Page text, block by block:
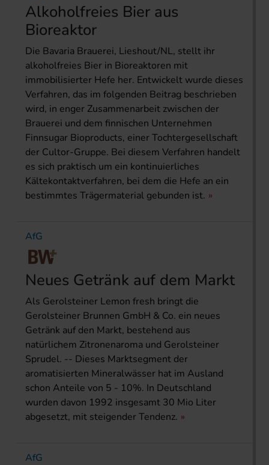
Alkoholfreies Bier aus
Bioreaktor
Die Bavaria Brauerei, Lieshout/NL, stellt ihr
alkoholfreies Bier in Bioreaktoren mit
immobilisierter Hefe her. Entwickelt wurde dieses
Verfahren, das im folgenden Beitrag beschrieben
wird, in enger Zusammenarbeit zwischen der
Brauerei und dem finnischen Unternehmen
Finnsugar Bioproducts, einer Tochtergesellschaft
der Cultor-Gruppe. Bei diesem Verfahren handelt
es sich praktisch um ein kontinuierliches
Kältekontaktverfahren, bei dem die Hefe an ein
bestimmtes Trägermaterial gebunden ist.
AfG
Neues Getränk auf dem Markt
Als Gerolsteiner Lemon fresh bringt die
Gerolsteiner Brunnen GmbH & Co. ein neues
Getränk auf den Markt, bestehend aus
natürlichem Zitronenaroma und Gerolsteiner
Sprudel. -- Dieses Marktsegment der
aromatisierten Mineralwässer hat im Ausland
schon Anteile von 5 - 10%. In Deutschland
wurden davon 1992 insgesamt 30 Mio Liter
abgesetzt, mit steigender Tendenz.
AfG